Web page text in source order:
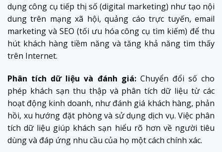
dụng công cụ tiếp thị số (digital marketing) như tạo nội
dung trên mạng xã hội, quảng cáo trực tuyến, email
marketing và SEO (tối ưu hóa công cụ tìm kiếm) để thu
hút khách hàng tiềm năng và tăng khả năng tìm thấy
trên Internet.
Phân tích dữ liệu và đánh giá:Chuyển đổi số cho
phép khách sạn thu thập và phân tích dữ liệu từ các
hoạt động kinh doanh, như đánh giá khách hàng, phản
hồi, xu hướng đặt phòng và sử dụng dịch vụ. Việc phân
tích dữ liệu giúp khách sạn hiểu rõ hơn về người tiêu
dùng và đáp ứng nhu cầu của họ một cách chính xác.